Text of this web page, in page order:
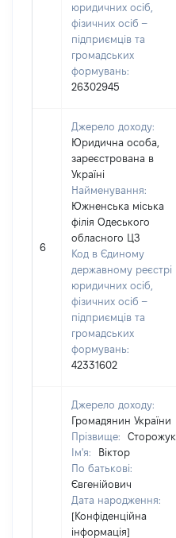
юридичних осіб,
фізичних осіб –
підприємців та
громадських
формувань:
26302945
6
Джерело доходу:
Юридична особа,
зареєстрована в
Україні
Найменування:
Южненська міська
філія Одеського
обласного ЦЗ
Код в Єдиному
державному реєстрі
юридичних осіб,
фізичних осіб –
підприємців та
громадських
формувань:
42331602
Джерело доходу:
Громадянин України
Прізвище:
Сторожук
Ім'я:
Віктор
По батькові:
Євгенійович
Дата народження:
[Конфіденційна
інформація]